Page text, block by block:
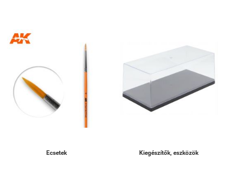
Ecsetek Kiegészítők, eszközök